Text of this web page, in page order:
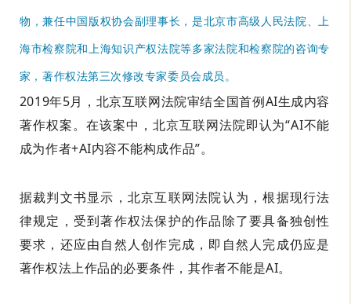
物，兼任中国版权协会副理事长，是北京市高级人民法院、上
海市检察院和上海知识产权法院等多家法院和检察院的咨询专
家，著作权法第三次修改专家委员会成员。
2019年5月，北京互联网法院审结全国首例AI生成内容
著作权案。在该案中，北京互联网法院即认为“AI不能
成为作者+AI内容不能构成作品”。
据裁判文书显示，北京互联网法院认为，根据现行法
律规定，受到著作权法保护的作品除了要具备独创性
要求，还应由自然人创作完成，即自然人完成仍应是
著作权法上作品的必要条件，其作者不能是AI。